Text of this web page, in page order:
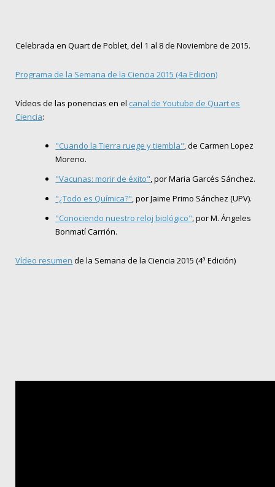
Celebrada en Quart de Poblet, del 1 al 8 de Noviembre de 2015.
Programa de la Semana de la Ciencia 2015 (4a Edicion)
Vídeos de las ponencias en el canal de Youtube de Quart es
Ciencia:
"Cuando la Tierra ruege y tiembla", de Carmen Lopez
Moreno.
"Vacunas: morir de éxito", por Maria Garcés Sánchez.
"¿Todo es Química?", por Jaime Primo Sánchez (UPV).
"Conociendo nuestro reloj biológico", por M. Ángeles
Bonmatí Carrión.
Vídeo resumen de la Semana de la Ciencia 2015 (4ª Edición)